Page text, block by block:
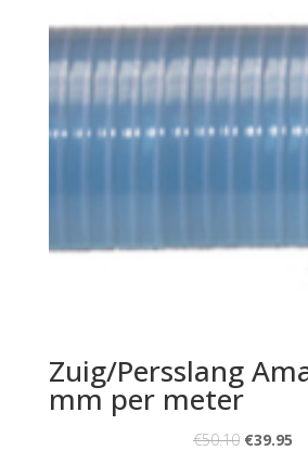
Zuig/Persslang
mm per meter
€50.10 €39.95